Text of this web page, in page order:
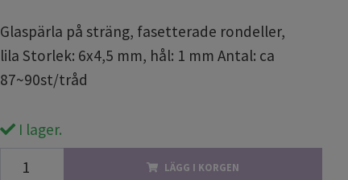
Glaspärla på sträng, fasetterade rondeller,
lila Storlek: 6x4,5 mm, hål: 1 mm Antal: ca
87~90st/tråd
I lager.
LÄGG I KORGEN